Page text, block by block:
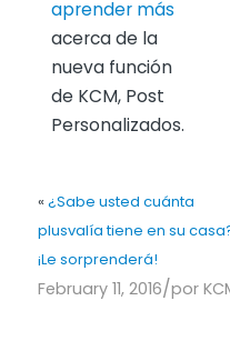
aprender más
acerca de la
nueva función
de KCM, Post
Personalizados.
« ¿Sabe usted cuánta
plusvalía tiene en su
¡Le sorprenderá!
February 11, 2016/por